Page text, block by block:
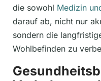
die sowohl Medizin
darauf ab, nicht nur
sondern die
Wohlbefinden zu